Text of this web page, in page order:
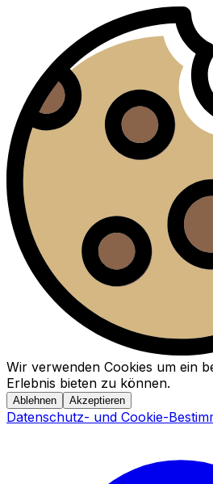
Wir verwenden Cookies um ein
Erlebnis bieten zu können.
Ablehnen Akzeptieren
Datenschutz- und Cookie-